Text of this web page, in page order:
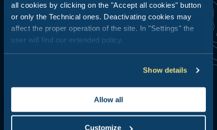
all cookies by clicking on the "Accept all cookies" button
or only the Technical ones. Deactivating cookies may
affect the proper operation of the site. In "Settings" the
user will find our extended policy.
Show details
Allow all
Customize
We weten het, eten verenigt
iedereen: Ontdek en geniet van
nieuwe smaken en geuren, ervaar
de enogastronomische emoties die
dit gebied je biedt.